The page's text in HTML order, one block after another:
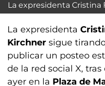
La expresidenta Cristina
La expresidenta
Kirchner sigue
publicar un posteo
de la red social X,
ayer en la Plaza de